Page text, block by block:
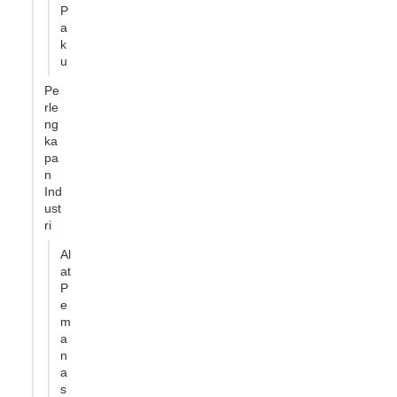
P
a
k
u
Pe
rle
ng
ka
pa
n
Ind
ust
ri
Al
at
P
e
m
a
n
a
s